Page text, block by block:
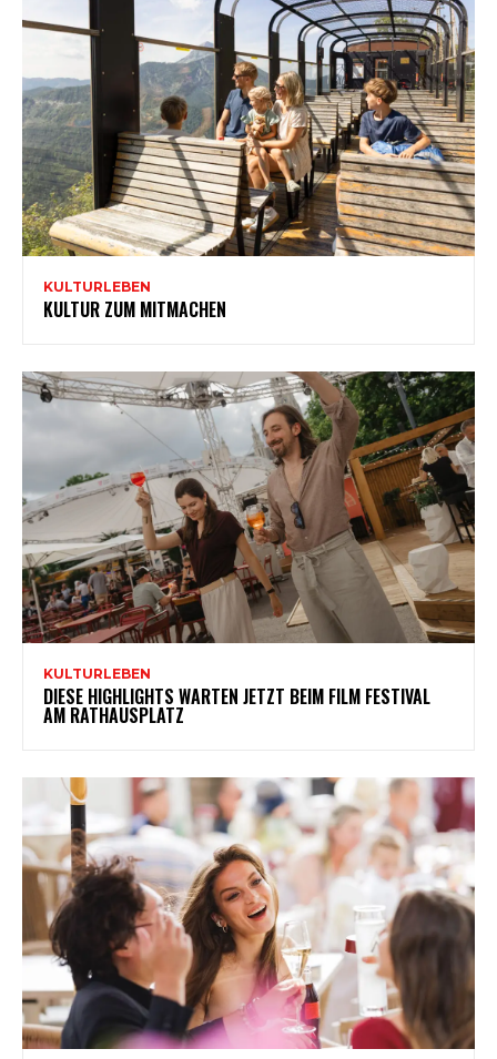
KULTURLEBEN
KULTUR ZUM MITMACHEN
KULTURLEBEN
DIESE HIGHLIGHTS WARTEN JETZT BEIM FILM FESTIVAL
AM RATHAUSPLATZ